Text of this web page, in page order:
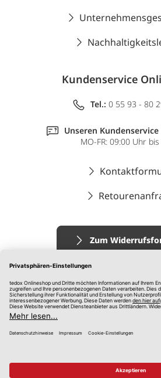
Kundenservice
Tel.: 0 55 93 - 80
Unseren
MO-FR: 09:00 Uhr
Zum
Impressum
AGB
Datenschutz